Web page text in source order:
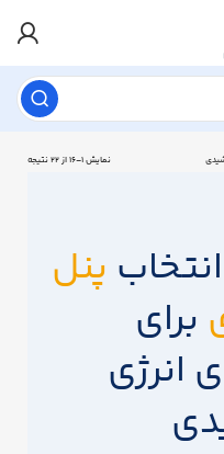
نمایش 1–16 از 22 نتیجه
پنل
برای
انرژی